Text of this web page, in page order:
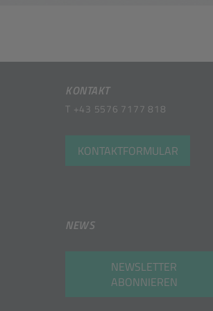
KONTAKT
T +43 5576 7177 818
KONTAKTFORMULAR
NEWS
NEWSLETTER
ABONNIEREN